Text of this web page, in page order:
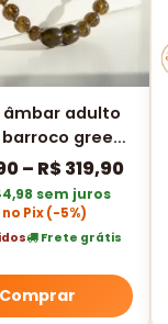
âmbar adulto
green
– R$319,90
sem juros
no Pix(-5%)
Frete grátis